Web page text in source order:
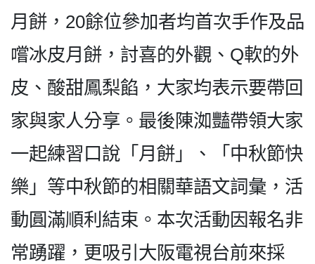
月餅，20餘位參加者均首次手作及品
嚐冰皮月餅，討喜的外觀、Q軟的外
皮、酸甜鳳梨餡，大家均表示要帶回
家與家人分享。最後陳洳豔帶領大家
一起練習口說「月餅」、「中秋節快
樂」等中秋節的相關華語文詞彙，活
動圓滿順利結束。本次活動因報名非
常踴躍，更吸引大阪電視台前來採